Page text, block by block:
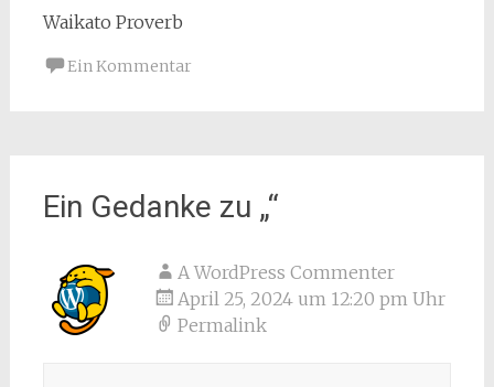
Waikato Proverb
Ein Kommentar
Ein Gedanke zu „“
A WordPress Commenter
April 25, 2024 um 12:20 pm Uhr
Permalink